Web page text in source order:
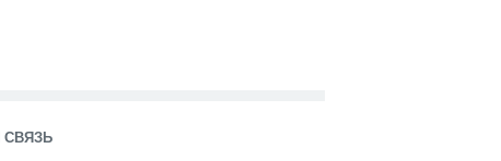
СВЯЗЬ